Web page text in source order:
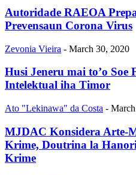
Autoridade RAEOA
Prevensaun Corona Virus
Zevonia Vieira - March 30, 2020
Husi Jeneru mai to’o Soe
Intelektual iha Timor
Ato "Lekinawa" da Costa -
MJDAC Konsidera Arte-
Krime, Doutrina la
Krime